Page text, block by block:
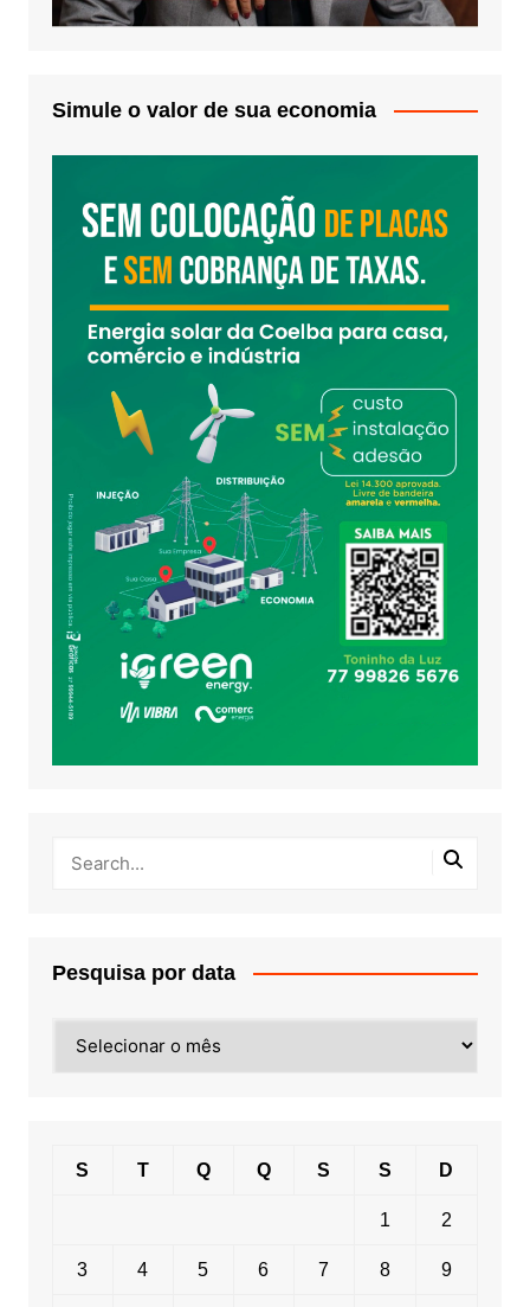
Simule o valor de sua economia
Pesquisa por data
por
S T Q Q S S D
1 2
3 4 5 6 7 8 9